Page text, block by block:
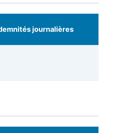
journalières